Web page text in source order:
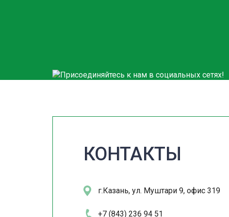
КОНТАКТЫ
г.Казань, ул. Муштари 9, офис 319
+7 (843) 236 94 51